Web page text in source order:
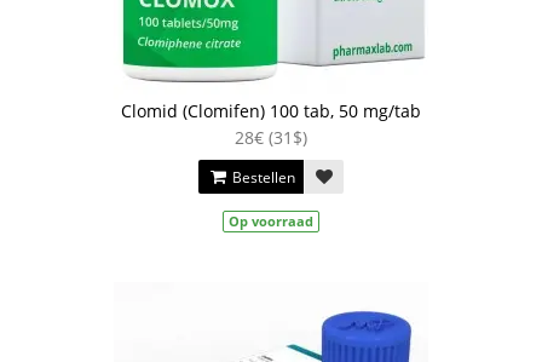
Clomid (Clomifen) 100 tab, 50 mg/tab
28€ (31$)
Bestellen
Op voorraad